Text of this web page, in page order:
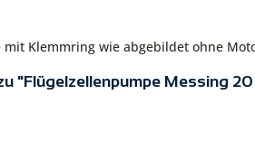
Klemmring wie abgebildet ohne
"Flügelzellenpumpe Messing